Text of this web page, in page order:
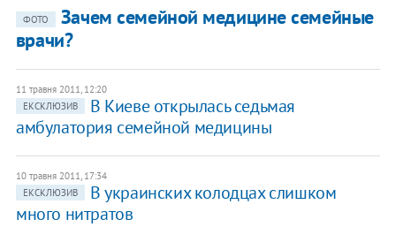
ФОТО
Зачем семейной медицине семейные
врачи?
11 травня 2011, 12:20
ЕКСКЛЮЗИВ
В Киеве открылась седьмая
амбулатория семейной медицины
10 травня 2011, 17:34
ЕКСКЛЮЗИВ
В украинских колодцах слишком
много нитратов